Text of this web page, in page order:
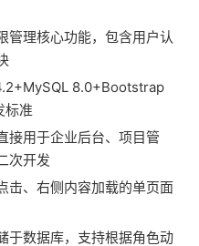
管理核心功能，包含用户认
8.0+Bootstrap
标准
接用于企业后台、项目管
次开发
击、右侧内容加载的单页面
于数据库，支持根据角色动